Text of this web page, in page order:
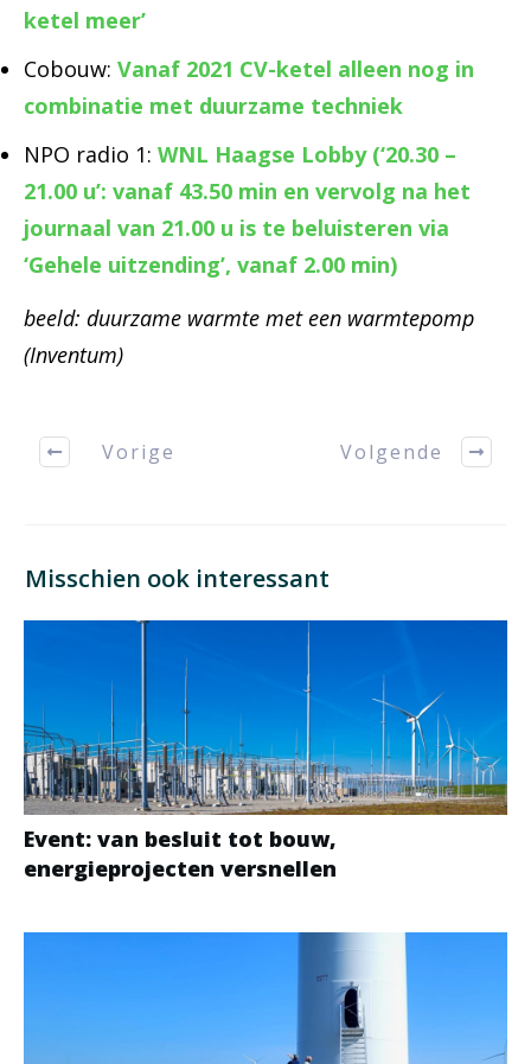
ketel meer’
Cobouw: Vanaf 2021 CV-ketel alleen nog in
combinatie met duurzame techniek
NPO radio 1: WNL Haagse Lobby (‘20.30 –
21.00 u’: vanaf 43.50 min en vervolg na het
journaal van 21.00 u is te beluisteren via
‘Gehele uitzending’, vanaf 2.00 min)
beeld: duurzame warmte met een warmtepomp
(Inventum)
Vorige Volgende
Misschien ook interessant
Event: van besluit tot bouw,
energieprojecten versnellen